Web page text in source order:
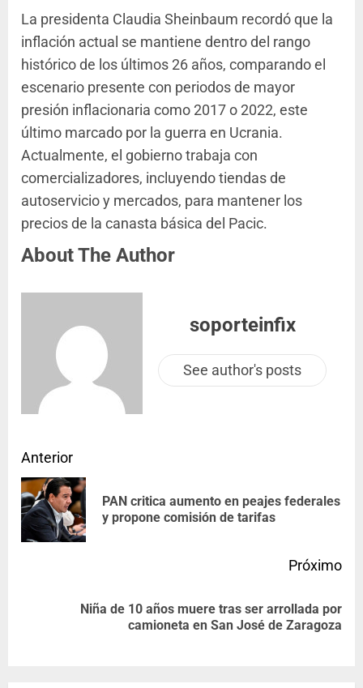
La presidenta Claudia Sheinbaum recordó que la
inflación actual se mantiene dentro del rango
histórico de los últimos 26 años, comparando el
escenario presente con periodos de mayor
presión inflacionaria como 2017 o 2022, este
último marcado por la guerra en Ucrania.
Actualmente, el gobierno trabaja con
comercializadores, incluyendo tiendas de
autoservicio y mercados, para mantener los
precios de la canasta básica del Pacic.
About The Author
soporteinfix
See author's posts
Anterior
PAN critica aumento en peajes federales
y propone comisión de tarifas
Próximo
Niña de 10 años muere tras ser arrollada por
camioneta en San José de Zaragoza